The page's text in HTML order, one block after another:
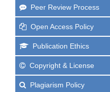
Peer Review Process
Open Access Policy
Publication Ethics
Copyright & License
Plagiarism Policy